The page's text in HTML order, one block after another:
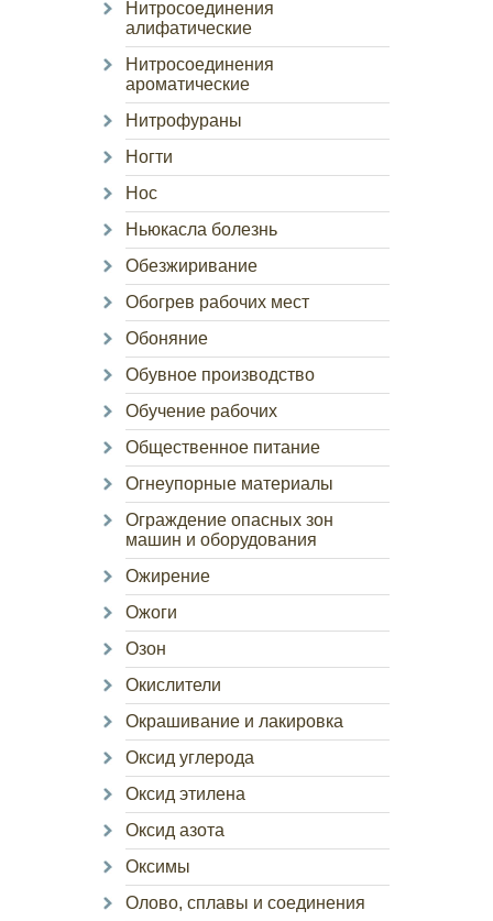
Нитросоединения
алифатические
Нитросоединения
ароматические
Нитрофураны
Ногти
Нос
Ньюкасла болезнь
Обезжиривание
Обогрев рабочих мест
Обоняние
Обувное производство
Обучение рабочих
Общественное питание
Огнеупорные материалы
Ограждение опасных зон
машин и оборудования
Ожирение
Ожоги
Озон
Окислители
Окрашивание и лакировка
Оксид углерода
Оксид этилена
Оксид азота
Оксимы
Олово, сплавы и соединения